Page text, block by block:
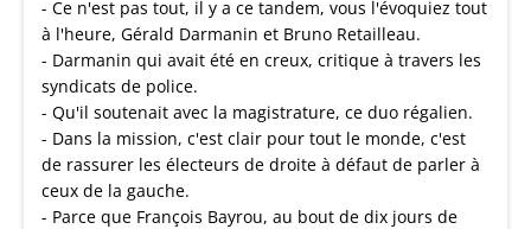
- Ce n'est pas tout, il y a ce tandem, vous l'évoquiez tout
à l'heure, Gérald Darmanin et Bruno Retailleau.
- Darmanin qui avait été en creux, critique à travers les
syndicats de police.
- Qu'il soutenait avec la magistrature, ce duo régalien.
- Dans la mission, c'est clair pour tout le monde, c'est
de rassurer les électeurs de droite à défaut de parler à
ceux de la gauche.
- Parce que François Bayrou, au bout de dix jours de